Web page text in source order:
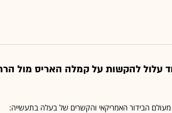
עלול להקשות על קמלה האריס מול
הבידור האמריקאי והקשרים של בעלה בתעשייה: